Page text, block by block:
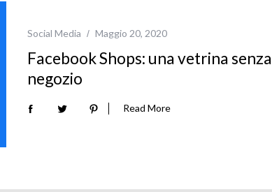
Social Media Maggio 20, 2020
Facebook Shops: una vetrina senza
negozio
Read More